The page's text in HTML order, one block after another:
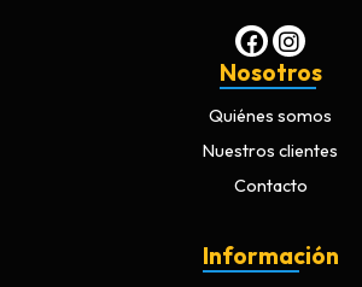
Nosotros
Quiénes somos
Nuestros clientes
Contacto
Información